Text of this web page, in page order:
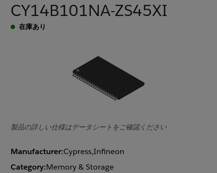
CY14B101NA-ZS45XI
在庫あり
製品の詳しい仕様はデータシートをご確認ください
Manufacturer:Cypress,Infineon
Category:Memory & Storage